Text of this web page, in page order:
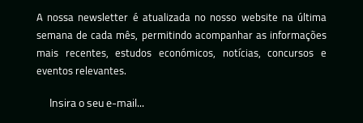
A nossa newsletter é atualizada no nosso website na última
semana de cada mês, permitindo acompanhar as informações
mais recentes, estudos económicos, notícias, concursos e
eventos relevantes.